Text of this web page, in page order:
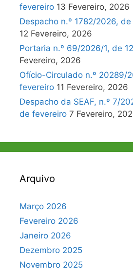
fevereiro 13 Fevereiro, 2026
Despacho n.º 1782/2026,
12 Fevereiro, 2026
Portaria n.º 69/2026/1, de
Fevereiro, 2026
Ofício-Circulado n.º 20289/
fevereiro 11 Fevereiro, 2026
Despacho da SEAF, n.º 7/
de fevereiro 7 Fevereiro,
Arquivo
Março 2026
Fevereiro 2026
Janeiro 2026
Dezembro 2025
Novembro 2025